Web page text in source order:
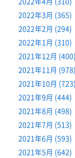
2022年3月 (365)
2022年2月 (294)
2022年1月 (310)
2021年12月 (400)
2021年11月 (978)
2021年10月 (723)
2021年9月 (444)
2021年8月 (498)
2021年7月 (513)
2021年6月 (593)
2021年5月 (642)